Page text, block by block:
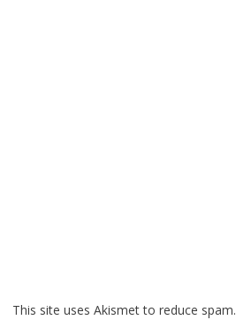
This site uses Akismet to reduce spam.